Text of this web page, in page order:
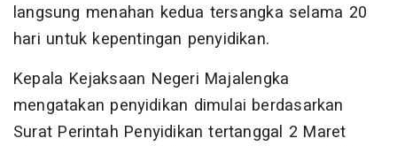
langsung menahan kedua tersangka selama 20
hari untuk kepentingan penyidikan.
Kepala Kejaksaan Negeri Majalengka
mengatakan penyidikan dimulai berdasarkan
Surat Perintah Penyidikan tertanggal 2 Maret